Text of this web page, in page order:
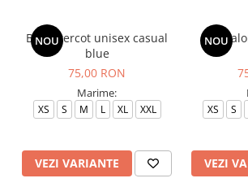
NOU
Bluza tercot unisex casual
blue
75,00 RON
Marime:
XS S M L XL XXL
VEZI VARIANTE
NOU
XS S
VEZI